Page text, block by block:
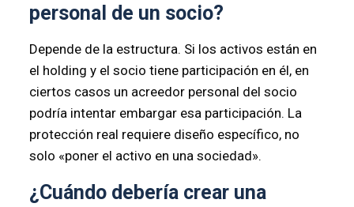
personal de un socio?
Depende de la estructura. Si los activos están en
el holding y el socio tiene participación en él, en
ciertos casos un acreedor personal del socio
podría intentar embargar esa participación. La
protección real requiere diseño específico, no
solo «poner el activo en una sociedad».
¿Cuándo debería crear una